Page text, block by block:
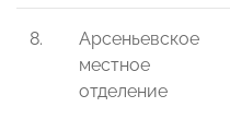
8.
Арсеньевское
местное
отделение